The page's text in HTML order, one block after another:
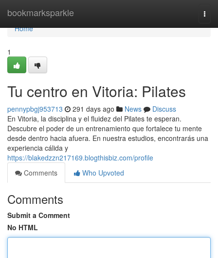
bookmarksparkle
Home
Home
1
Tu centro en Vitoria: Pilates
pennypbgj953713 291 days ago News
Discuss
En Vitoria, la disciplina y el fluidez del Pilates te esperan.
Descubre el poder de un entrenamiento que fortalece tu mente
desde dentro hacia afuera. En nuestra estudios, encontrarás una
experiencia cálida y
https://blakedzzn217169.blogthisbiz.com/profile
Comments
Who Upvoted
Comments
Submit a Comment
No HTML